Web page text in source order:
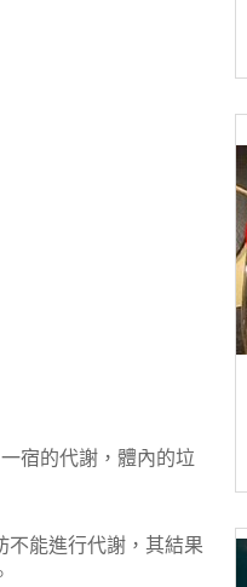
宿的代謝，體內的垃
不能進行代謝，其結果